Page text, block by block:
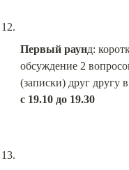
Первый раунд:
обсуждение 2
с 19.10 до 19.30